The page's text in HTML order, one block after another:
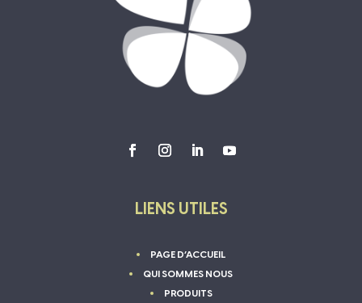
LIENS UTILES
PAGE D’ACCUEIL
QUI SOMMES NOUS
PRODUITS